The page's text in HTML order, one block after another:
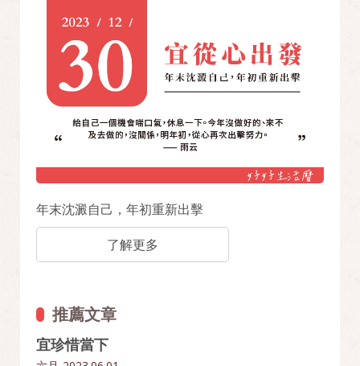
年末沈澱自己，年初重新出擊
了解更多
推薦文章
宜珍惜當下